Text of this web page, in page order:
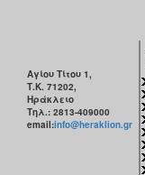
Αγίου Τίτου 1,
Τ.Κ. 71202,
Ηράκλειο
Τηλ.: 2813-409000
email:info@heraklion.gr